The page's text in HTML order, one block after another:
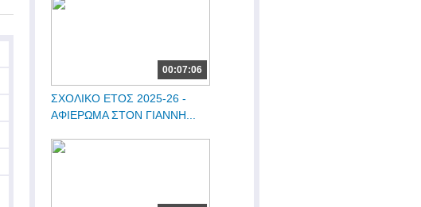
00:07:06
ΣΧΟΛΙΚΟ ΕΤΟΣ 2025-26 -
ΑΦΙΕΡΩΜΑ ΣΤΟΝ ΓΙΑΝΝΗ...